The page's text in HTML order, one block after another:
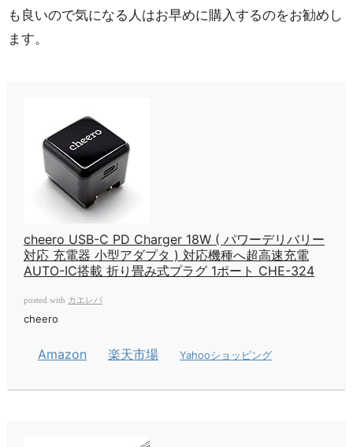
も良いので気になる人はお早めに購入するのをお勧めし
ます。
cheero USB-C PD Charger 18W ( パワーデリバリー
対応 充電器 小型アダプタ ) 対応機種へ超高速充電
AUTO-IC搭載 折り畳み式プラグ 1ポート CHE-324
posted with カエレバ
cheero
Amazon 楽天市場 Yahooショッピング